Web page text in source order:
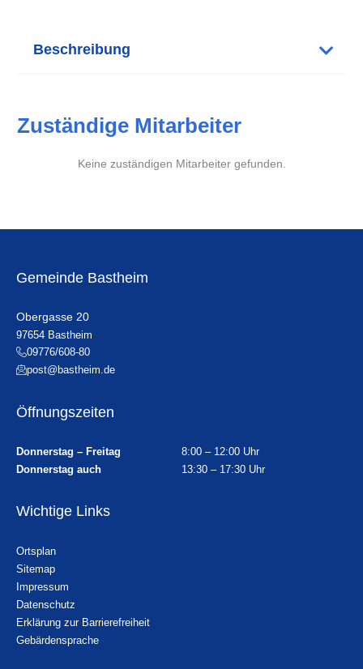
Beschreibung
Zuständige Mitarbeiter
Keine zuständigen Mitarbeiter gefunden.
Gemeinde Bastheim
Obergasse 20
97654 Bastheim
09776/608-80
post@bastheim.de
Öffnungszeiten
Donnerstag – Freitag
8:00 – 12:00 Uhr
Donnerstag auch
13:30 – 17:30 Uhr
Wichtige Links
Ortsplan
Sitemap
Impressum
Datenschutz
Erklärung zur Barrierefreiheit
Gebärdensprache